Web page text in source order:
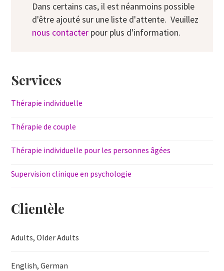
Dans certains cas, il est néanmoins possible
d'être ajouté sur une liste d'attente. Veuillez
nous contacterpour plus d'information.
Services
Thérapie individuelle
Thérapie de couple
Thérapie individuelle pour les personnes âgées
Supervision clinique en psychologie
Clientèle
Adults, Older Adults
English, German